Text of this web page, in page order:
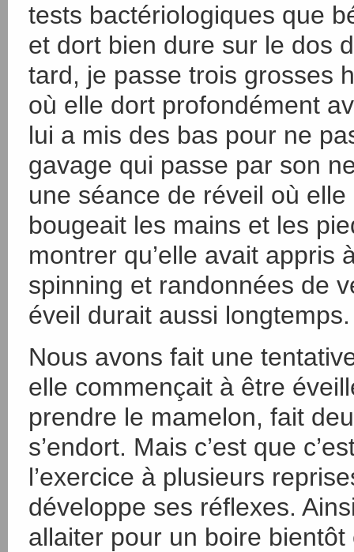
tests bactériologiques que
et dort bien dure sur le dos
tard, je passe trois grosses
où elle dort profondément
lui a mis des bas pour ne
gavage qui passe par son
une séance de réveil où
bougeait les mains et les
montrer qu’elle avait appris
spinning et randonnées de
éveil durait aussi longtemps.
Nous avons fait une
elle commençait à être
prendre le mamelon, fait
s’endort. Mais c’est que
l’exercice à plusieurs
développe ses réflexes.
allaiter pour un boire